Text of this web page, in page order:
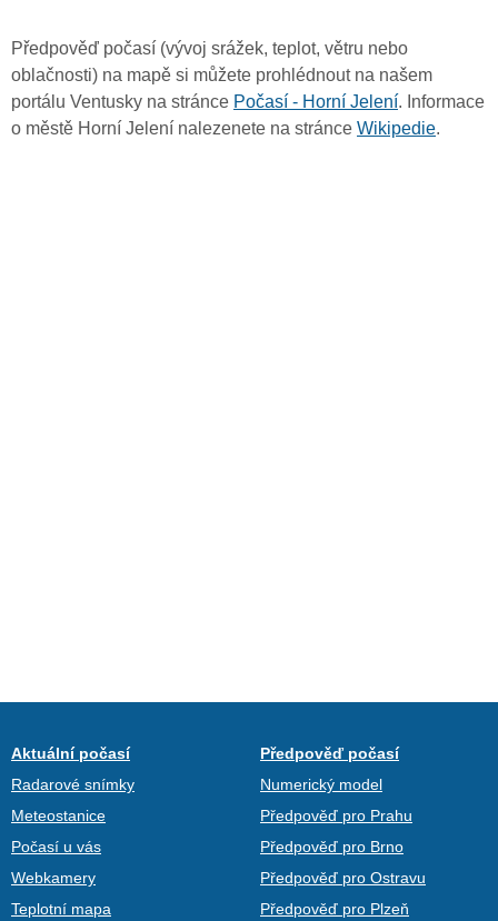
Předpověď počasí (vývoj srážek, teplot, větru nebo
oblačnosti) na mapě si můžete prohlédnout na našem
portálu Ventusky na stránce Počasí - Horní Jelení. Informace
o městě Horní Jelení nalezenete na stránce Wikipedie.
Aktuální počasí
Radarové snímky
Meteostanice
Počasí u vás
Webkamery
Teplotní mapa
Předpověď počasí
Numerický model
Předpověď pro Prahu
Předpověď pro Brno
Předpověď pro Ostravu
Předpověď pro Plzeň